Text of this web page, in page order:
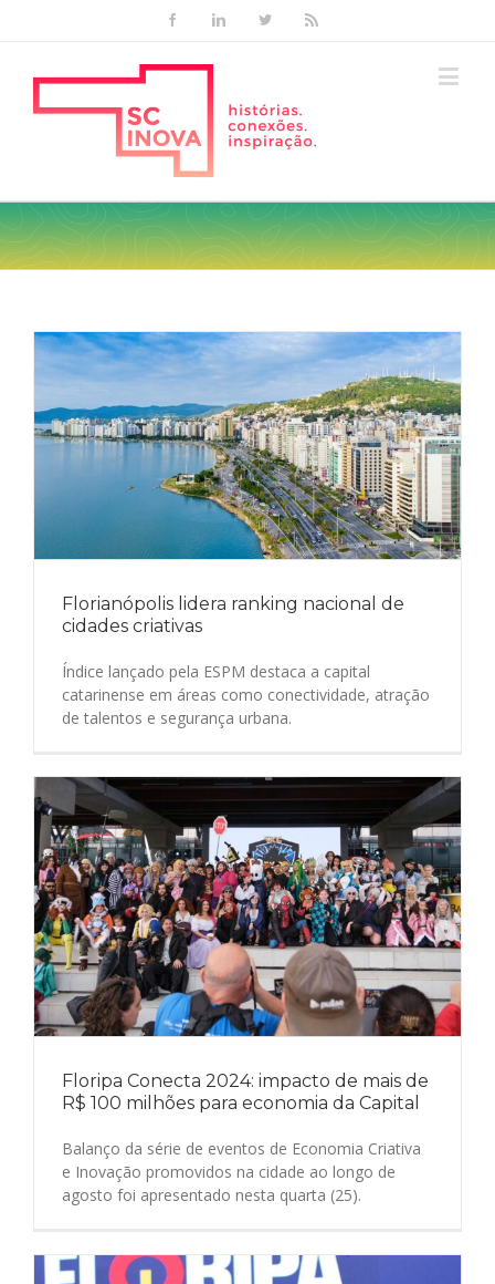
FacebookLinkedinTwitter
Florianópolis lidera ranking nacional de
cidades criativas
Índice lançado pela ESPM destaca a capital
catarinense em áreas como conectividade, atração
de talentos e segurança urbana.
Floripa Conecta 2024: impacto de mais de
R$ 100 milhões para economia da Capital
Balanço da série de eventos de Economia Criativa
e Inovação promovidos na cidade ao longo de
agosto foi apresentado nesta quarta (25).